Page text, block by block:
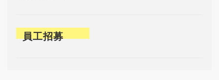
員工招募